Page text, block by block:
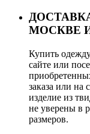
МОСКВЕ
Купить
сайте или
заказа или на
изделие из
не уверены в
размеров.